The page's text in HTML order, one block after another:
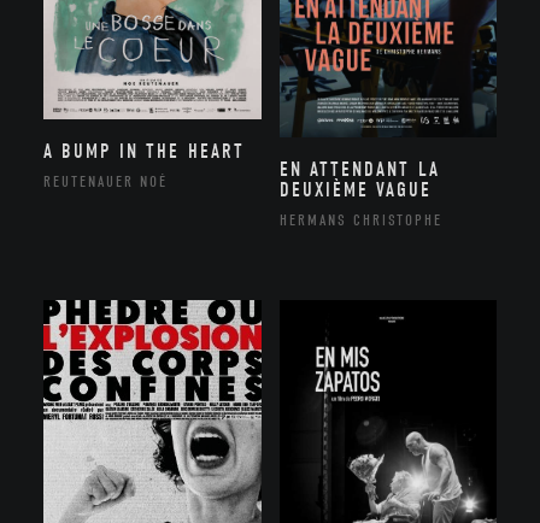
A BUMP IN THE HEART
REUTENAUER NOÉ
EN ATTENDANT LA
DEUXIÈME VAGUE
HERMANS CHRISTOPHE